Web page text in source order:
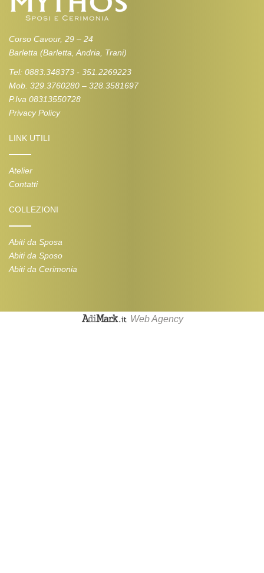
Corso Cavour, 29 – 24
Barletta (Barletta, Andria, Trani)
Tel: 0883.348373 - 351.2269223
Mob. 329.3760280 – 328.3581697
P.Iva 08313550728
Privacy Policy
LINK UTILI
Atelier
Contatti
COLLEZIONI
Abiti da Sposa
Abiti da Sposo
Abiti da Cerimonia
Web Agency